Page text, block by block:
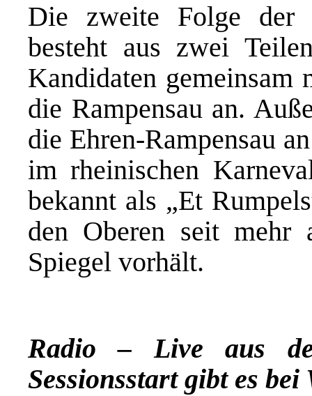
Die zweite Folge der
besteht aus zwei
Kandidaten gemeinsam
die Rampensau an.
die Ehren-Rampensau
im rheinischen
bekannt als „Et
den Oberen seit mehr
Spiegel vorhält.
Radio – Live aus
Sessionsstart gibt es